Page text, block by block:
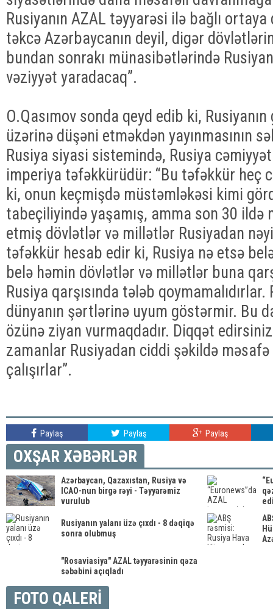
Rusiyanın AZAL təyyarəsi ilə bağlı ortaya
təkcə Azərbaycanın deyil, digər
bundan sonrakı münasibətlərində
vəziyyət yaradacaq”.
O.Qasımov sonda qeyd edib ki,
üzərinə düşəni etməkdən yayınmasının
Rusiya siyasi sistemində, Rusiya
imperiya təfəkkürüdür: “Bu təfəkkür heç
ki, onun keçmişdə müstəmləkəsi kimi
tabeçiliyində yaşamış, amma son 30 ildə
etmiş dövlətlər və millətlər Rusiyadan
təfəkkür hesab edir ki, Rusiya nə etsə
belə həmin dövlətlər və millətlər buna
Rusiya qarşısında tələb
dünyanın şərtlərinə uyum göstərmir. Bu
özünə ziyan vurmaqdadır. Diqqət
zamanlar Rusiyadan ciddi şəkildə
çalışırlar”.
Paylaş Paylaş Paylaş
OXŞAR XƏBƏRLƏR
Azərbaycan, Qazaxıstan, Rusiya və
ICAO-nun birgə rəyi - Təyyarəmiz
vurulub
Rusiyanın yalanı üzə çıxdı - 8 dəqiqə
sonra olubmuş
"Rosaviasiya" AZAL təyyarəsinin qəza
səbəbini açıqladı
FOTO QALERİ